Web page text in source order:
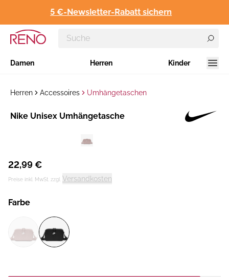
5 €-Newsletter-Rabatt sichern
Damen Herren Kinder
Herren Accessoires Umhängetaschen
Hersteller:
Nike Unisex Umhängetasche
22,99 €
Preise inkl. MwSt. zzgl. Versandkosten
Farbe